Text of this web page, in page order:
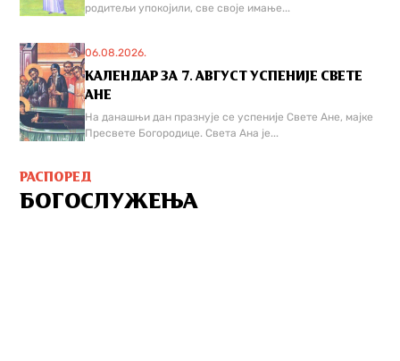
родитељи упокојили, све своје имање...
06.08.2026.
КАЛЕНДАР ЗА 7. АВГУСТ УСПЕНИЈЕ СВЕТЕ
АНЕ
На данашњи дан празнује се успеније Свете Ане, мајке
Пресвете Богородице. Света Ана је...
РАСПОРЕД
БОГОСЛУЖЕЊА